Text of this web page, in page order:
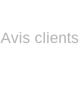
Avis clients